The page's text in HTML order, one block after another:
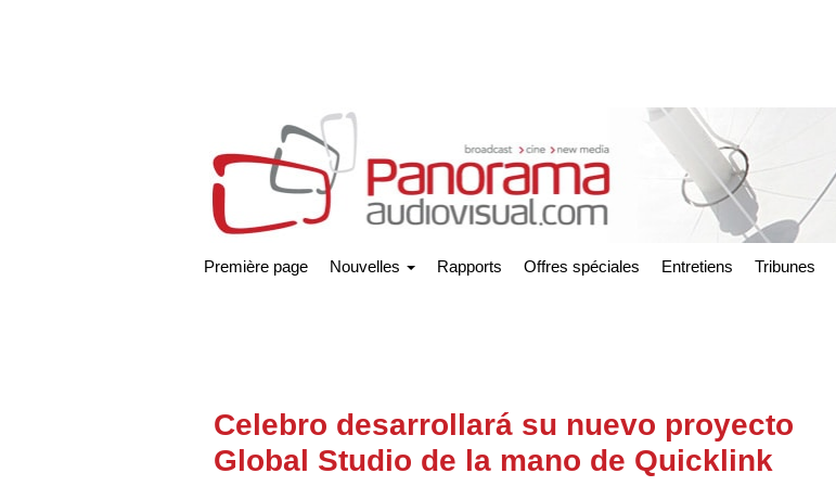
Première page Nouvelles Rapports Offres spéciales Entretiens Tribunes
Celebro desarrollará su nuevo proyecto
Global Studio de la mano de Quicklink